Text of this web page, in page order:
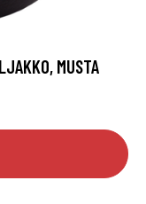
MUSTA